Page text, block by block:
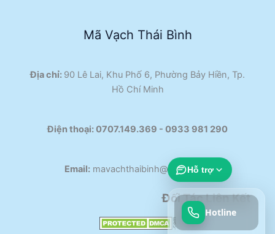
Mã Vạch Thái Bình
Địa chỉ: 90 Lê Lai, Khu Phố 6, Phường Bảy Hiền, Tp.
Hồ Chí Minh
Điện thoại:0707.149.369 - 0933 981 290​
Email:mavachthaibinh@gmail.com
Đối Tác Liên Kết
Hỗ trợ
Hotline